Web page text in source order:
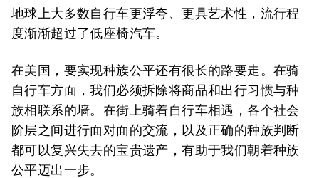
地球上大多数自行车更浮夸、更具艺术性，流行程
度渐渐超过了低座椅汽车。
在美国，要实现种族公平还有很长的路要走。在骑
自行车方面，我们必须拆除将商品和出行习惯与种
族相联系的墙。在街上骑着自行车相遇，各个社会
阶层之间进行面对面的交流，以及正确的种族判断
都可以复兴失去的宝贵遗产，有助于我们朝着种族
公平迈出一步。